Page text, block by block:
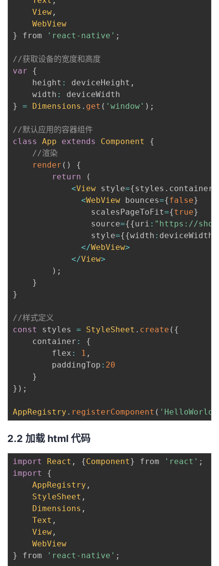
View ,
WebView
}
from 'react-native' ;
//获取设备的宽度和高度
var
{
    height
: deviceHeight ,
    width
:
}
= Dimensions . get ( 'window' ) ;
//默认应用的容器组件
class
App extends Component
{
//渲染
render ( )
{
return
(
<View style={styles . container
<WebView bounces={false}
                scalesPageToFit
={true}
                source
={{uri : "https://
                style
={{width : deviceWidth
</WebView>
</View>
) ;
}
}
//样式定义
const
styles = StyleSheet . create ( {
    container
:
{
        flex
: 1 ,
        paddingTop
: 20
}
} ) ;
AppRegistry . registerComponent ( 'HelloWorld'
2.2 加载 html 代码
import React , {Component} from 'react' ;
import
{
AppRegistry ,
StyleSheet ,
Dimensions ,
Text ,
View ,
WebView
}
from 'react-native' ;